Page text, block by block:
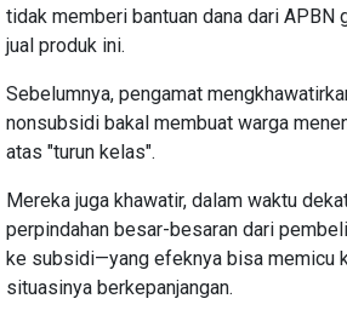
tidak memberi bantuan dana dari APBN
jual produk ini.
Sebelumnya, pengamat
nonsubsidi bakal membuat warga
atas "turun kelas".
Mereka juga khawatir, dalam waktu
perpindahan besar-besaran dari
ke subsidi—yang efeknya bisa memicu
situasinya berkepanjangan.